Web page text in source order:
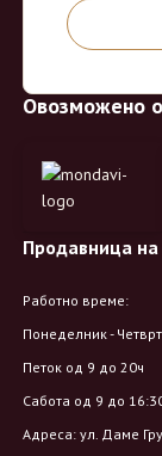
домашните
Овозможено
Продавница
Работно време:
Понеделник -
Петок од 9 до 20ч
Сабота од 9 до
Адреса: ул. Даме